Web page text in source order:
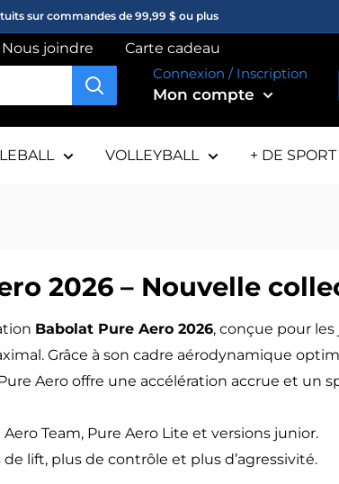
sur commandes de 99,99 $ ou plus
Nous joindre
Carte cadeau
Connexion / Inscription
Mon compte
VOLLEYBALL + DE SPORT
2026 – Nouvelle
Babolat Pure Aero 2026, conçue pour
Grâce à son cadre aérodynamique
Aero offre une accélération accrue et un
Team, Pure Aero Lite et versions junior.
lift, plus de contrôle et plus d’agressivité.